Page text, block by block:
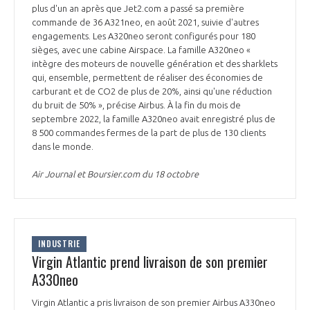
plus d'un an après que Jet2.com a passé sa première
commande de 36 A321neo, en août 2021, suivie d'autres
engagements. Les A320neo seront configurés pour 180
sièges, avec une cabine Airspace. La famille A320neo «
intègre des moteurs de nouvelle génération et des sharklets
qui, ensemble, permettent de réaliser des économies de
carburant et de CO2 de plus de 20%, ainsi qu'une réduction
du bruit de 50% », précise Airbus. À la fin du mois de
septembre 2022, la famille A320neo avait enregistré plus de
8 500 commandes fermes de la part de plus de 130 clients
dans le monde.
Air Journal et Boursier.com du 18 octobre
INDUSTRIE
Virgin Atlantic prend livraison de son premier
A330neo
Virgin Atlantic a pris livraison de son premier Airbus A330neo